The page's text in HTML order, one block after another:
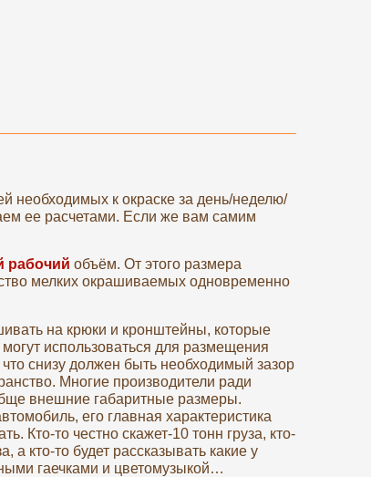
необходимых к окраске за день/неделю/
ее расчетами. Если же вам самим
рабочий объём. От этого размера
мелких окрашиваемых одновременно
на крюки и кронштейны, которые
использоваться для размещения
снизу должен быть необходимый зазор
Многие производители ради
внешние габаритные размеры.
его главная характеристика
Кто-то честно скажет-10 тонн груза, кто-
а кто-то будет рассказывать какие у
гаечками и цветомузыкой…